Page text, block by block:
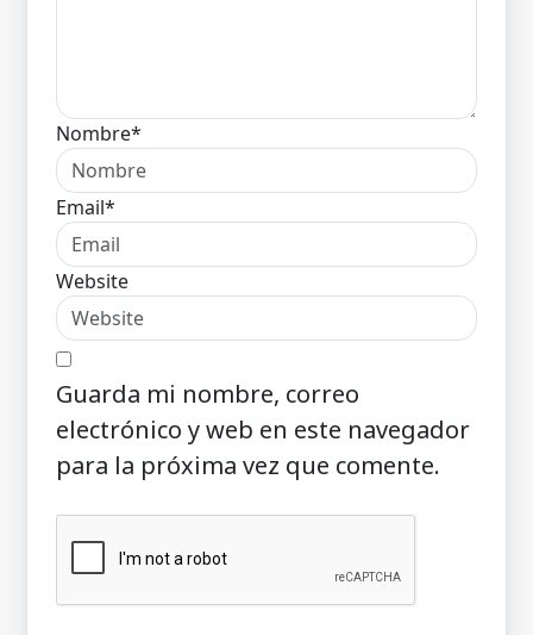
Nombre*
Email*
Website
Guarda mi nombre, correo
electrónico y web en este navegador
para la próxima vez que comente.